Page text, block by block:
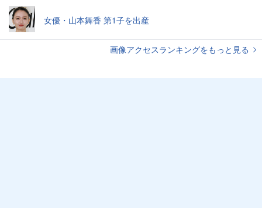
女優・山本舞香 第1子を出産
画像アクセスランキングをもっと見る